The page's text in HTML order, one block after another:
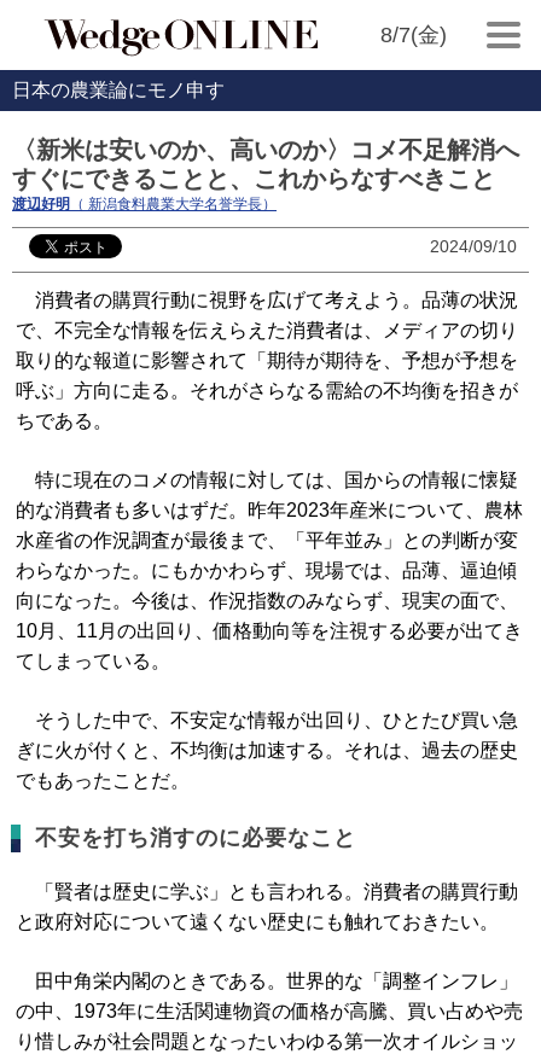
8/7(金)
日本の農業論にモノ申す
〈新米は安いのか、高いのか〉コメ不足解消へ
すぐにできることと、これからなすべきこと
渡辺好明 （ 新潟食料農業大学名誉学長）
2024/09/10
消費者の購買行動に視野を広げて考えよう。品薄の状況
で、不完全な情報を伝えらえた消費者は、メディアの切り
取り的な報道に影響されて「期待が期待を、予想が予想を
呼ぶ」方向に走る。それがさらなる需給の不均衡を招きが
ちである。
特に現在のコメの情報に対しては、国からの情報に懐疑
的な消費者も多いはずだ。昨年2023年産米について、農林
水産省の作況調査が最後まで、「平年並み」との判断が変
わらなかった。にもかかわらず、現場では、品薄、逼迫傾
向になった。今後は、作況指数のみならず、現実の面で、
10月、11月の出回り、価格動向等を注視する必要が出てき
てしまっている。
そうした中で、不安定な情報が出回り、ひとたび買い急
ぎに火が付くと、不均衡は加速する。それは、過去の歴史
でもあったことだ。
不安を打ち消すのに必要なこと
「賢者は歴史に学ぶ」とも言われる。消費者の購買行動
と政府対応について遠くない歴史にも触れておきたい。
田中角栄内閣のときである。世界的な「調整インフレ」
の中、1973年に生活関連物資の価格が高騰、買い占めや売
り惜しみが社会問題となったいわゆる第一次オイルショッ